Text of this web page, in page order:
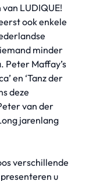
LUDIQUE!
ook enkele
minder
Peter Maffay’s
en ‘Tanz der
deze
van der
jarenlang
verschillende
u